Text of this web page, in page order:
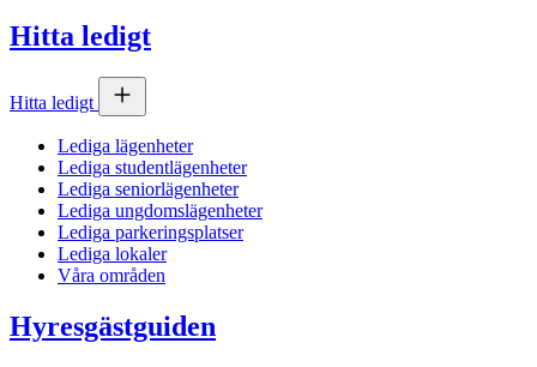
Hitta ledigt
Hitta ledigt
Lediga lägenheter
Lediga studentlägenheter
Lediga seniorlägenheter
Lediga ungdomslägenheter
Lediga parkeringsplatser
Lediga lokaler
Våra områden
Hyresgästguiden